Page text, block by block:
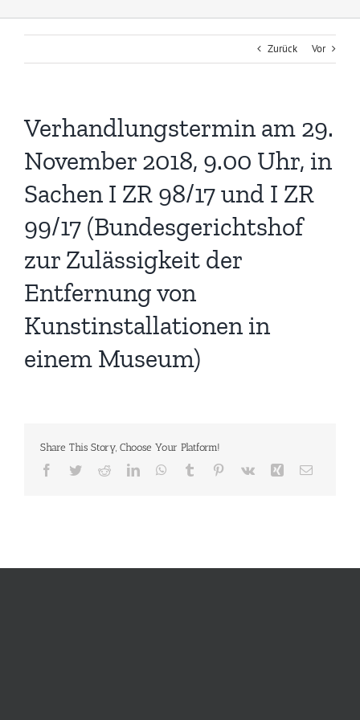
Zurück Vor
Verhandlungstermin am 29.
November 2018, 9.00 Uhr, in
Sachen I ZR 98/17 und I ZR
99/17 (Bundesgerichtshof
zur Zulässigkeit der
Entfernung von
Kunstinstallationen in
einem Museum)
Share This Story, Choose Your Platform!
Facebook
TwitterRedditLinkedInWhatsApp
Tumblr Pinterest
Vk Xing E-